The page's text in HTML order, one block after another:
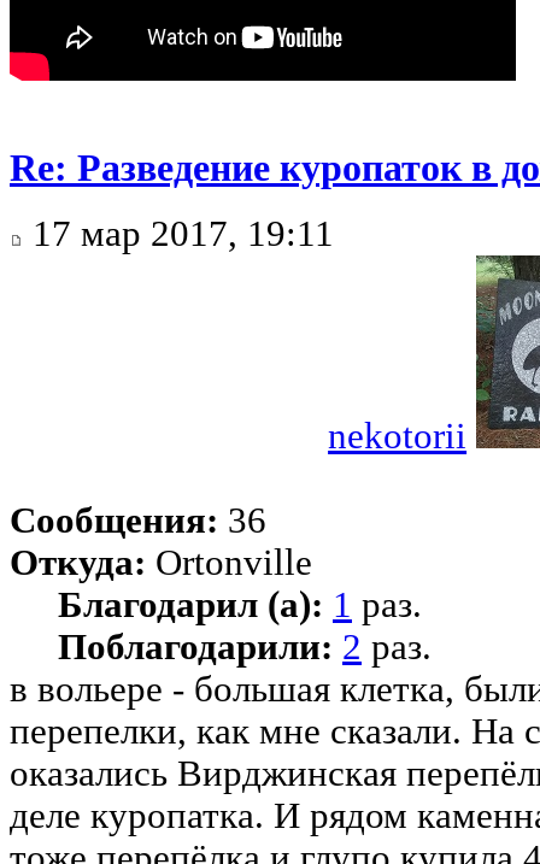
Re: Разведение куропаток в
17 мар 2017, 19:11
nekotorii
Сообщения: 36
Откуда: Ortonville
Благодарил (а): 1 раз.
Поблагодарили: 2 раз.
в вольере - большая клетка,
перепелки, как мне сказали. На
оказались Вирджинская
деле куропатка. И рядом